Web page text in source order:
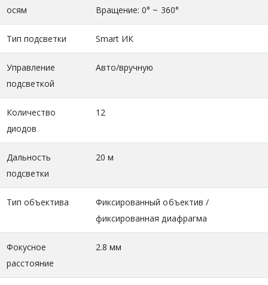
осям
Вращение: 0° ~ 360°
Тип подсветки Smart ИК
Управление
подсветкой
Авто/вручную
Количество
диодов
12
Дальность
подсветки
20 м
Тип объектива
Фиксированный объектив /
фиксированная диафрагма
Фокусное
расстояние
2.8 мм